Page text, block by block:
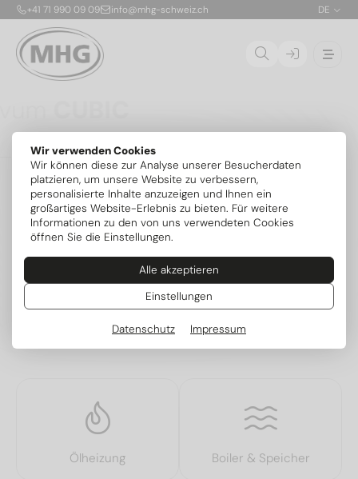
Wir verwenden Cookies
Wir können diese zur Analyse unserer Besucherdaten
platzieren, um unsere Website zu verbessern,
personalisierte Inhalte anzuzeigen und Ihnen ein
großartiges Website-Erlebnis zu bieten. Für weitere
Informationen zu den von uns verwendeten Cookies
öffnen Sie die Einstellungen.
Alle akzeptieren
Einstellungen
Datenschutz Impressum
+41 71 990 09 09 info@mhg-schweiz.ch DE
Die CUBIC ist die erste patentierte, stapelbare
Propan-Solewärmepumpe für die Aufstellung im
Gebäude. Dank nur 150 g Kältemittel R290 pro Modul
ist die sichere Innenaufstellung bis 54 kW ohne
zusätzliche Sicherheitsvorrichtungen möglich. Die
flexibel kombinierbaren Module mit je 6,8 kW lassen
sich exakt an den Bedarf anpassen und später
erweitern – mit serienmässig integrierter aktiver
Mehr zum Serienstart Weitere Modelle
Beliebte Kategorien
Ölheizung Boiler & Speicher